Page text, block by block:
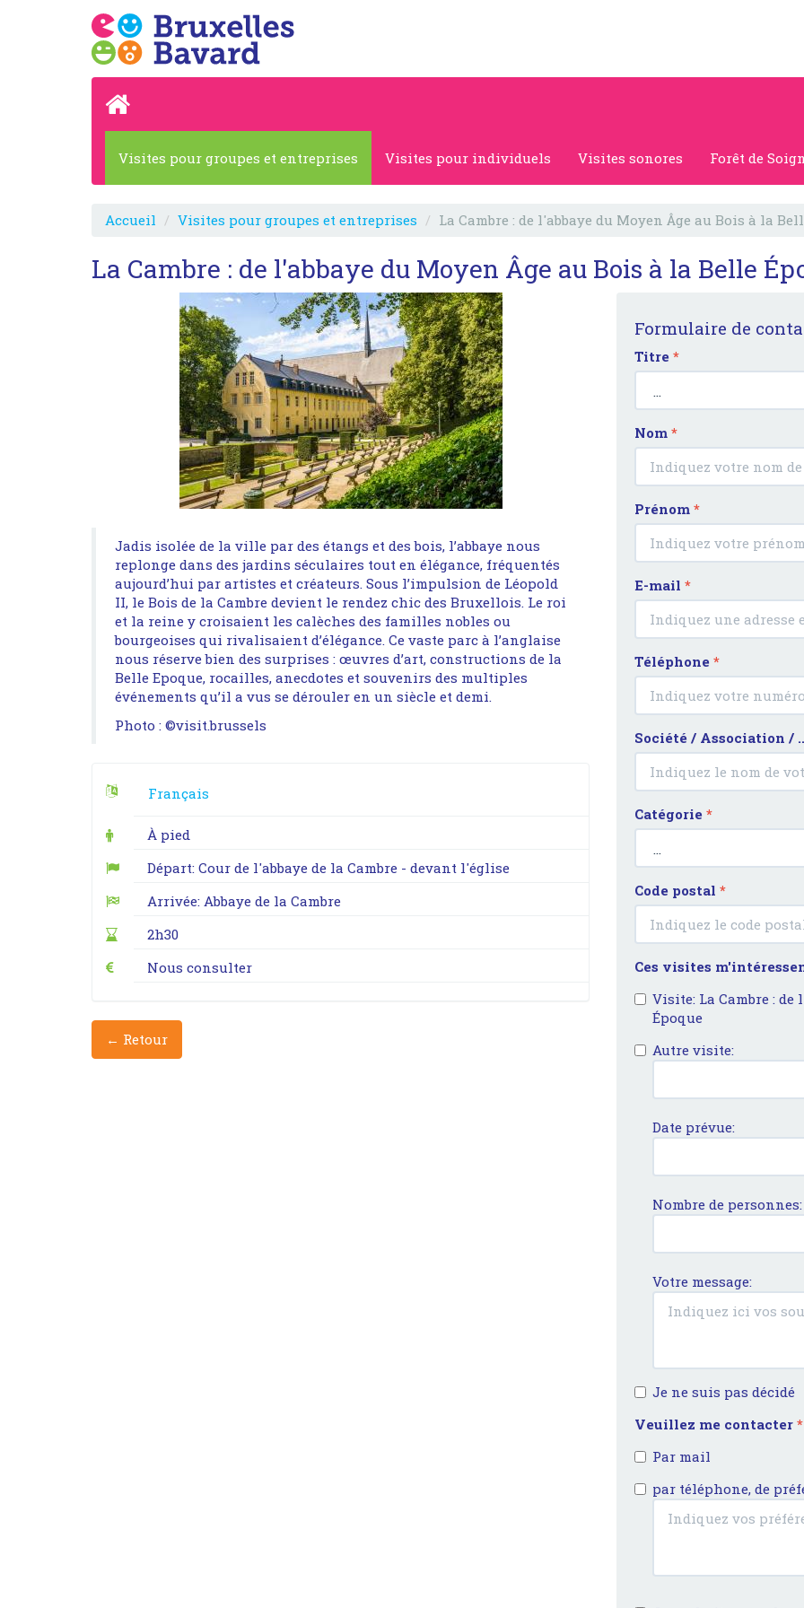
Visites pour groupes et entreprises Visites pour individuels Visites sonores Forêt de
Accueil Visites pour groupes et entreprises La Cambre : de l'abbaye du Moyen Âge au Bois à la
La Cambre : de l'abbaye du Moyen Âge au Bois à la Belle
Jadis isolée de la ville par des étangs et des bois, l’abbaye nous
replonge dans des jardins séculaires tout en élégance, fréquentés
aujourd’hui par artistes et créateurs. Sous l’impulsion de Léopold
II, le Bois de la Cambre devient le rendez chic des Bruxellois. Le roi
et la reine y croisaient les calèches des familles nobles ou
bourgeoises qui rivalisaient d’élégance. Ce vaste parc à l’anglaise
nous réserve bien des surprises : œuvres d’art, constructions de la
Belle Epoque, rocailles, anecdotes et souvenirs des multiples
événements qu’il a vus se dérouler en un siècle et demi.
Photo : ©visit.brussels
Français
À pied
Départ: Cour de l'abbaye de la Cambre - devant l'église
Arrivée: Abbaye de la Cambre
2h30
Nous consulter
← Retour
Formulaire de
Titre *
Nom *
Prénom *
E-mail *
Téléphone *
Société / Association /
Catégorie *
Code postal *
Ces visites
Visite: La Cambre : de
Époque
Autre visite:
Date prévue:
Nombre de personnes:
Votre message:
Je ne suis pas décidé
Veuillez me contacter *
Par mail
par téléphone, de